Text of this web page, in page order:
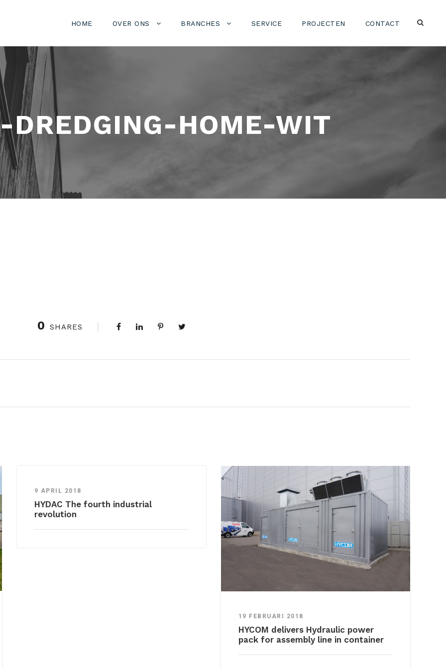
HOME OVER ONS BRANCHES SERVICE PROJECTEN CONTACT
DREDGING-HOME-WIT
0 SHARES
9 APRIL 2018
HYDAC The fourth industrial
revolution
19 FEBRUARI 2018
HYCOM delivers Hydraulic power
pack for assembly line in container